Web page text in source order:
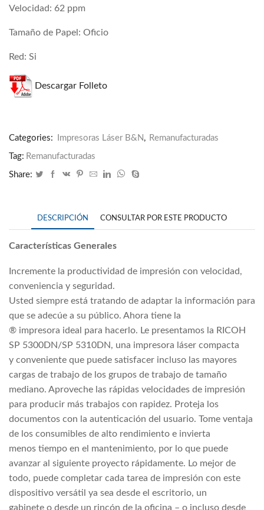
Velocidad: 62 ppm
Tamaño de Papel: Oficio
Red: Si
Descargar Folleto
Categories: Impresoras Láser B&N , Remanufacturadas
Tag: Remanufacturadas
Share:
DESCRIPCIÓN CONSULTAR POR ESTE PRODUCTO
Características Generales
Incremente la productividad de impresión con velocidad,
conveniencia y seguridad.
Usted siempre está tratando de adaptar la información para
que se adecúe a su público. Ahora tiene la
® impresora ideal para hacerlo. Le presentamos la RICOH
SP 5300DN/SP 5310DN, una impresora láser compacta
y conveniente que puede satisfacer incluso las mayores
cargas de trabajo de los grupos de trabajo de tamaño
mediano. Aproveche las rápidas velocidades de impresión
para producir más trabajos con rapidez. Proteja los
documentos con la autenticación del usuario. Tome ventaja
de los consumibles de alto rendimiento e invierta
menos tiempo en el mantenimiento, por lo que puede
avanzar al siguiente proyecto rápidamente. Lo mejor de
todo, puede completar cada tarea de impresión con este
dispositivo versátil ya sea desde el escritorio, un
gabinete o desde un rincón de la oficina – o incluso desde